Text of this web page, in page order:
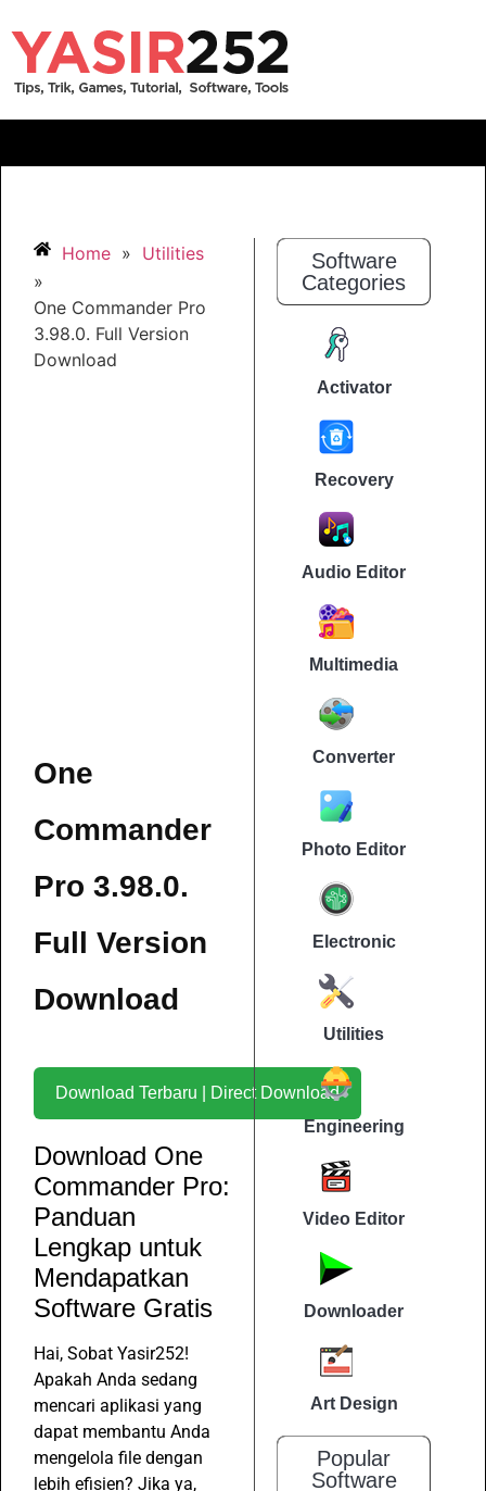
Home » Utilities
»
One Commander Pro
3.98.0. Full Version
Download
One
Commander
Pro 3.98.0.
Full Version
Download
Download Terbaru | Direct Download
Download One
Commander Pro:
Panduan
Lengkap untuk
Mendapatkan
Software Gratis
Hai, Sobat Yasir252!
Apakah Anda sedang
mencari aplikasi yang
dapat membantu Anda
mengelola file dengan
lebih efisien? Jika ya,
Software
Categories
Activator
Recovery
Audio Editor
Multimedia
Converter
Photo Editor
Electronic
Utilities
Engineering
Video Editor
Downloader
Art Design
Popular
Software